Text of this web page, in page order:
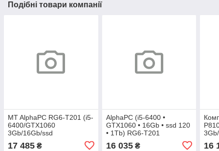
Подібні товари компанії
MT AlphaPC RG6-T201 (i5-
6400/GTX1060
3Gb/16Gb/ssd
17 485 ₴
AlphaPC (i5-6400 •
GTX1060 • 16Gb • ssd 120
• 1Tb) RG6-T201
16 035₴ 16